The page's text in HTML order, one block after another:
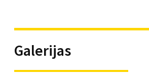
Galerijas